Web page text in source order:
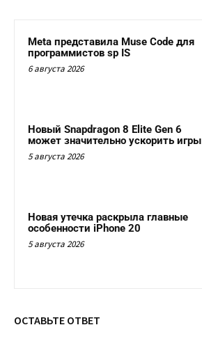
Meta представила Muse Code для
программистов sp IS
6 августа 2026
Новый Snapdragon 8 Elite Gen 6
может значительно ускорить игры
5 августа 2026
Новая утечка раскрыла главные
особенности iPhone 20
5 августа 2026
ОСТАВЬТЕ ОТВЕТ